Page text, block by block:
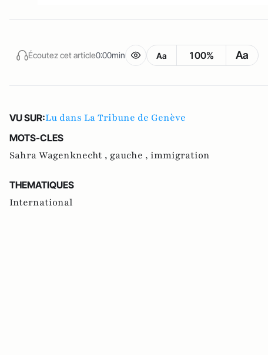
Écoutez cet article0:00min Aa 100% Aa
VU SUR:Lu dans La Tribune de Genève
MOTS-CLES
Sahra Wagenknecht , gauche , immigration
THEMATIQUES
International